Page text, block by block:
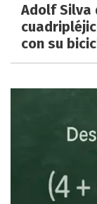
Adolf Silva
con su